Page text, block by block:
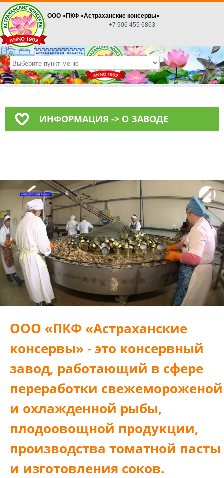
ООО «ПКФ «Астраханские консервы»
+7 906 455 6863
ИНФОРМАЦИЯ -> О ЗАВОДЕ
ООО «ПКФ «Астраханские
консервы» - это консервный
завод, работающий в сфере
переработки свежемороженой
и охлажденной рыбы,
плодоовощной продукции,
производства томатной пасты
и изготовления соков.